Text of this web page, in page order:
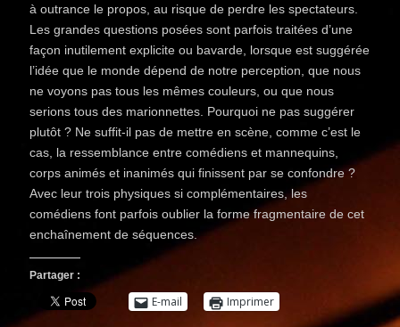
à outrance le propos, au risque de perdre les spectateurs.
Les grandes questions posées sont parfois traitées d’une
façon inutilement explicite ou bavarde, lorsque est suggérée
l’idée que le monde dépend de notre perception, que nous
ne voyons pas tous les mêmes couleurs, ou que nous
serions tous des marionnettes. Pourquoi ne pas suggérer
plutôt ? Ne suffit-il pas de mettre en scène, comme c’est le
cas, la ressemblance entre comédiens et mannequins,
corps animés et inanimés qui finissent par se confondre ?
Avec leur trois physiques si complémentaires, les
comédiens font parfois oublier la forme fragmentaire de cet
enchaînement de séquences.
Partager :
E-mail Imprimer